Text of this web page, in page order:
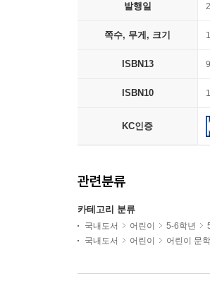
발행일
쪽수, 무게, 크기
ISBN13
ISBN10
KC인증
관련분류
카테고리 분류
국내도서 어린이 5-6학년
국내도서
어린이 어린이 문학